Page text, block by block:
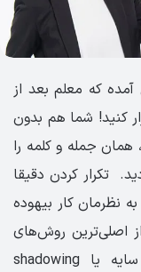
که معلم بعد از
کنید! شما هم بدون
همان جمله و کلمه را
تکرار کردن دقیقا
نظرمان کار بیهوده
اصلی‌ترین روش‌های
یادگیری زبان است که به آن تکنیک سایه یا shadowing